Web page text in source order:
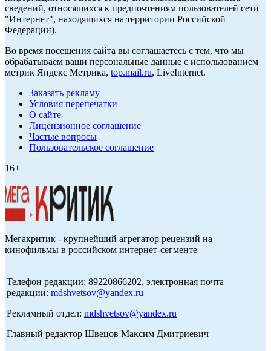
сведений, относящихся к предпочтениям пользователей сети
"Интернет", находящихся на территории Российской
Федерации).
Во время посещения сайта вы соглашаетесь с тем, что мы
обрабатываем ваши персональные данные с использованием
метрик Яндекс Метрика, top.mail.ru, LiveInternet.
Заказать рекламу
Условия перепечатки
О сайте
Лицензионное соглашение
Частые вопросы
Пользовательское соглашение
16+
Мегакритик - крупнейший агрегатор рецензий на
кинофильмы в российском интернет-сегменте
Телефон редакции: 89220866202, электронная почта
редакции: mdshvetsov@yandex.ru
Рекламный отдел: mdshvetsov@yandex.ru
Главный редактор Швецов Максим Дмитриевич